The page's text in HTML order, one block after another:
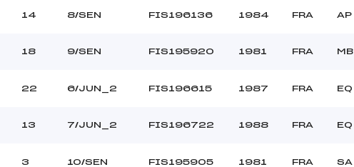
14 8/SEN FIS196136 1984 FRA AP
18 9/SEN FIS195920 1981 FRA MB
22 6/JUN_2 FIS196615 1987 FRA EQ
13 7/JUN_2 FIS196722 1988 FRA EQ
3 10/SEN FIS195905 1981 FRA SA